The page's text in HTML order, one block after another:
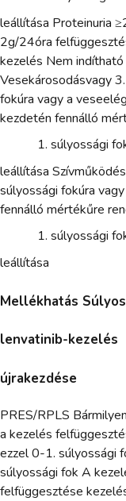
leállítása Proteinuria
2g/24óra
kezelés Nem
Vesekárosodásvagy
fokúra vagy a
kezdetén fennálló
súlyossági
leállítása
súlyossági fokúra
fennálló mértékűre
súlyossági
leállítása
Mellékhatás
lenvatinib-kezelés
újrakezdése
PRES/RPLS
a kezelés
ezzel 0-1. súlyossági
súlyossági fok A
felfüggesztése